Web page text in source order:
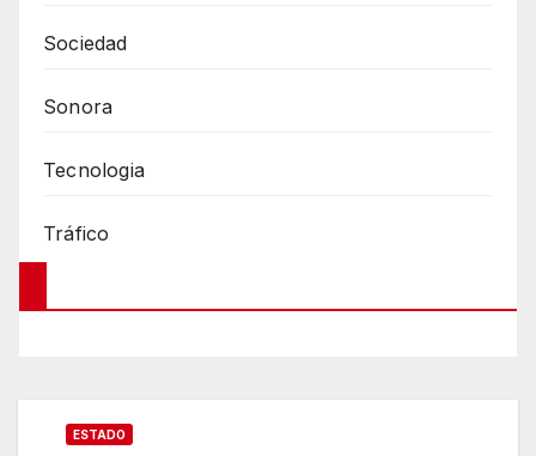
Sociedad
Sonora
Tecnologia
Tráfico
ESTADO